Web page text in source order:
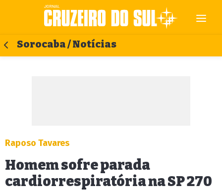
Sorocaba / Notícias
Raposo Tavares
Homem sofre parada
cardiorrespiratória na SP 270